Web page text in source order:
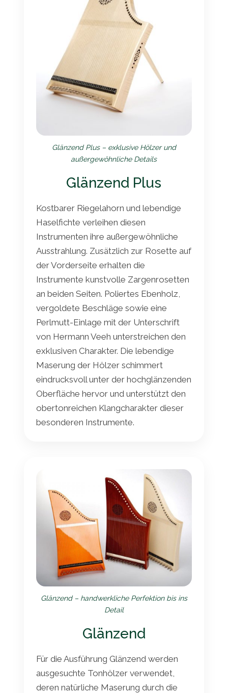
Glänzend Plus – exklusive Hölzer und
außergewöhnliche Details
Glänzend Plus
Kostbarer Riegelahorn und lebendige
Haselfichte verleihen diesen
Instrumenten ihre außergewöhnliche
Ausstrahlung. Zusätzlich zur Rosette auf
der Vorderseite erhalten die
Instrumente kunstvolle Zargenrosetten
an beiden Seiten. Poliertes Ebenholz,
vergoldete Beschläge sowie eine
Perlmutt-Einlage mit der Unterschrift
von Hermann Veeh unterstreichen den
exklusiven Charakter. Die lebendige
Maserung der Hölzer schimmert
eindrucksvoll unter der hochglänzenden
Oberfläche hervor und unterstützt den
obertonreichen Klangcharakter dieser
besonderen Instrumente.
Glänzend – handwerkliche Perfektion bis ins
Detail
Glänzend
Für die Ausführung Glänzend werden
ausgesuchte Tonhölzer verwendet,
deren natürliche Maserung durch die